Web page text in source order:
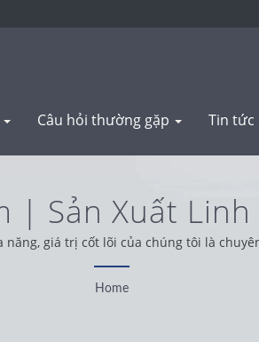
Câu hỏi thường gặp Tin tức
| Sản Xuất
| WAS SHENG
năng, giá trị cốt lõi của chúng tôi là
với tinh thần trung thực, thực tế và
Home